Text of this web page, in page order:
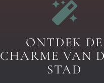
ONTDEK DE
CHARME VAN
STAD